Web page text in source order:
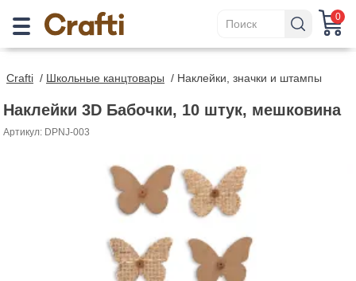
0
Crafti / Школьные канцтовары / Наклейки, значки и штампы
Наклейки 3D Бабочки, 10 штук, мешковина
Артикул: DPNJ-003